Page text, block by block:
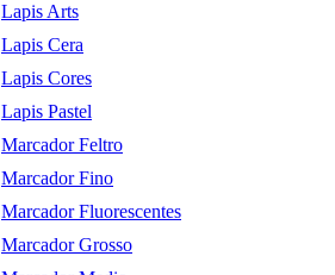
Lapis Arts
Lapis Cera
Lapis Cores
Lapis Pastel
Marcador Feltro
Marcador Fino
Marcador Fluorescentes
Marcador Grosso